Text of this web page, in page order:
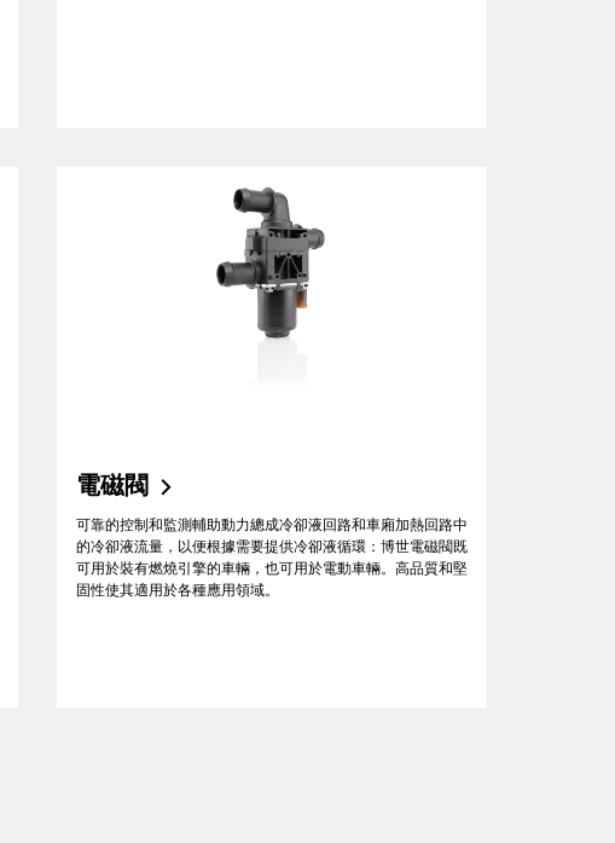
電磁閥
可靠的控制和監測輔助動力總成冷卻液回路和車廂加熱回路中
的冷卻液流量，以便根據需要提供冷卻液循環：博世電磁閥既
可用於裝有燃燒引擎的車輛，也可用於電動車輛。高品質和堅
固性使其適用於各種應用領域。